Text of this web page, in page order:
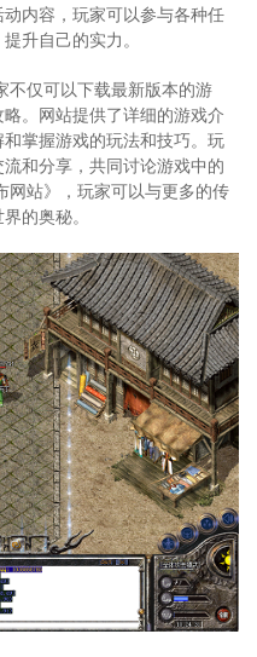
内容，玩家可以参与各种任
升自己的实力。
不仅可以下载最新版本的游
。网站提供了详细的游戏介
掌握游戏的玩法和技巧。玩
和分享，共同讨论游戏中的
网站》，玩家可以与更多的传
的奥秘。